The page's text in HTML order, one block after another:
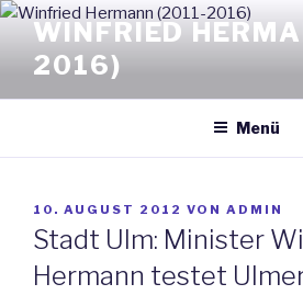
Zum
Inhalt
springen
WINFRIED
2016)
Menü
VERÖFFENTLICHT
AM
10. AUGUST 2012 VON ADMIN
Stadt Ulm: Minister
Hermann testet